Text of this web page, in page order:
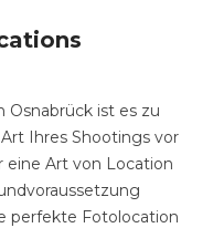
Osnabrück ist es zu
Ihres Shootings vor
eine Art von Location
perfekte Fotolocation